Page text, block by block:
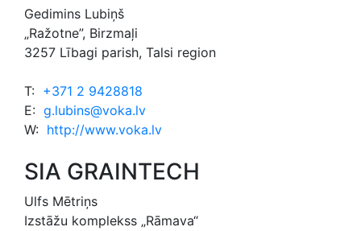
Gedimins Lubiņš
„Ražotne”, Birzmaļi
3257 Lībagi parish, Talsi region
T: +371 2 9428818
E: g.lubins@voka.lv
W: http://www.voka.lv
SIA GRAINTECH
Ulfs Mētriņs
Izstāžu komplekss „Rāmava“